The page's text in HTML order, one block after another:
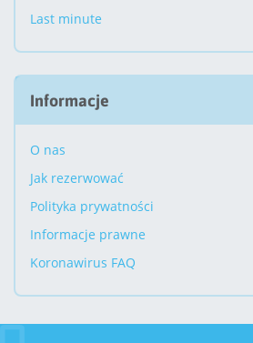
Last minute
Informacje
O nas
Jak rezerwować
Polityka prywatności
Informacje prawne
Koronawirus FAQ